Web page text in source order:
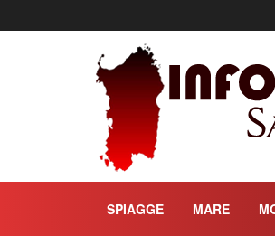
SPIAGGE MARE